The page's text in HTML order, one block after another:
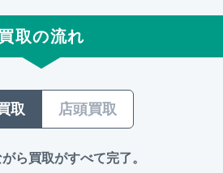
買取の流れ
取 店頭買取
ら買取がすべて完了。